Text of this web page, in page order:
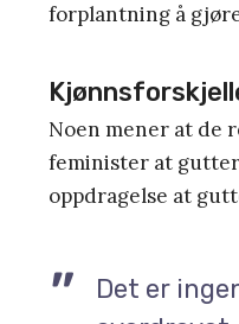
forplantning å
Noen mener at de
feminister at
oppdragelse at
Det er